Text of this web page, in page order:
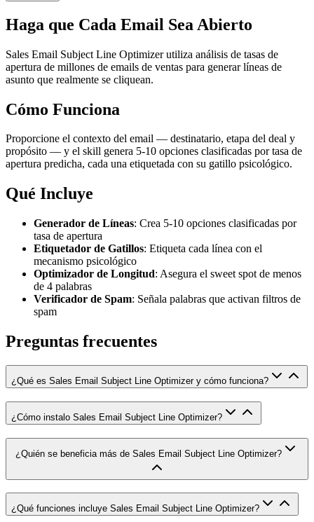
Haga que Cada Email Sea Abierto
Sales Email Subject Line Optimizer utiliza análisis de tasas de
apertura de millones de emails de ventas para generar líneas de
asunto que realmente se cliquean.
Cómo Funciona
Proporcione el contexto del email — destinatario, etapa del deal y
propósito — y el skill genera 5-10 opciones clasificadas por tasa de
apertura predicha, cada una etiquetada con su gatillo psicológico.
Qué Incluye
Generador de Líneas: Crea 5-10 opciones clasificadas por
tasa de apertura
Etiquetador de Gatillos: Etiqueta cada línea con el
mecanismo psicológico
Optimizador de Longitud: Asegura el sweet spot de menos
de 4 palabras
Verificador de Spam: Señala palabras que activan filtros de
spam
Preguntas frecuentes
¿Qué es Sales Email Subject Line Optimizer y cómo funciona?
¿Cómo instalo Sales Email Subject Line Optimizer?
¿Quién se beneficia más de Sales Email Subject Line Optimizer?
¿Qué funciones incluye Sales Email Subject Line Optimizer?